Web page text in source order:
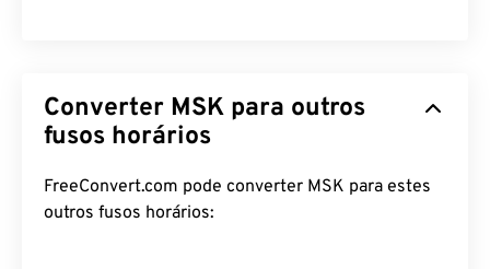
Converter MSK para outros
fusos horários
FreeConvert.com pode converter MSK para estes
outros fusos horários: